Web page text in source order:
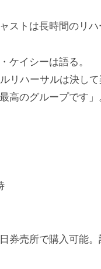
ストは長時間のリハ
ケイシーは語る。
リハーサルは決し
高のグループです」
券売所で購入可能。